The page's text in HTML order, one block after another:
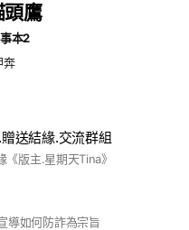
頭鷹
本2
奔
送結緣.交流群組
版主.星期天Tina》
導如何防詐為宗旨